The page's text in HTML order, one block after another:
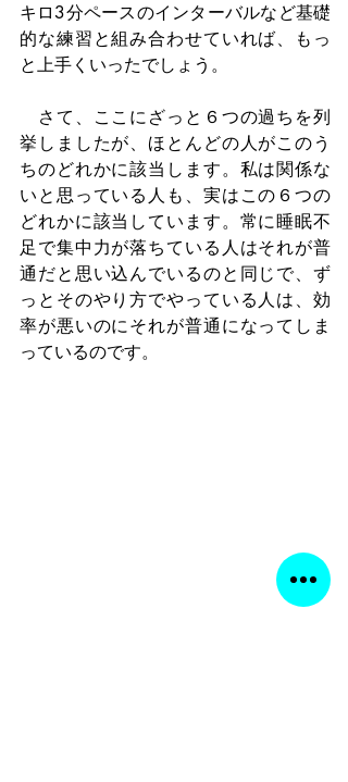
キロ3分ペースのインターバルなど基礎
的な練習と組み合わせていれば、もっ
と上手くいったでしょう。
さて、ここにざっと６つの過ちを列
挙しましたが、ほとんどの人がこのう
ちのどれかに該当します。私は関係な
いと思っている人も、実はこの６つの
どれかに該当しています。常に睡眠不
足で集中力が落ちている人はそれが普
通だと思い込んでいるのと同じで、ず
っとそのやり方でやっている人は、効
率が悪いのにそれが普通になってしま
っているのです。